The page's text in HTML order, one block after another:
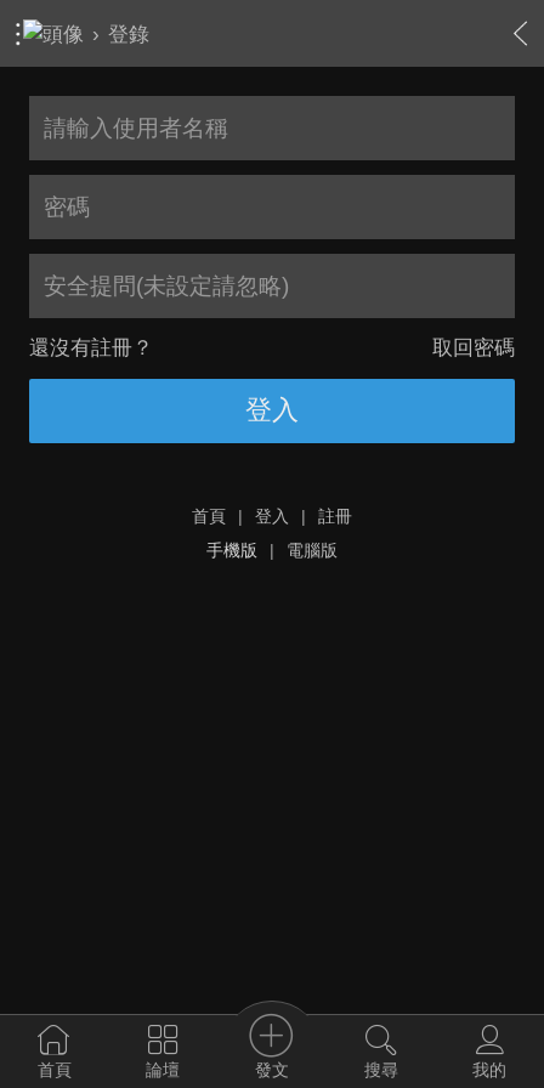
› 登錄
安全提問(未設定請忽略)
還沒有註冊？ 取回密碼
登入
首頁 | 登入 |
註冊
手機版
| 電腦版
首頁 論壇 發文 搜尋 我的